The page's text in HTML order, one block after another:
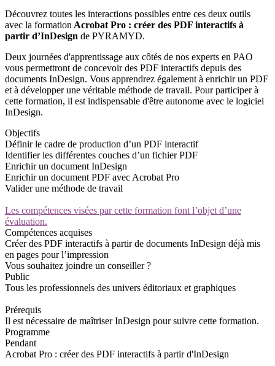
Découvrez toutes les interactions possibles entre ces deux outils
avec la formation Acrobat Pro : créer des PDF interactifs à
partir d’InDesign de PYRAMYD.
Deux journées d'apprentissage aux côtés de nos experts en PAO
vous permettront de concevoir des PDF interactifs depuis des
documents InDesign. Vous apprendrez également à enrichir un PDF
et à développer une véritable méthode de travail. Pour participer à
cette formation, il est indispensable d'être autonome avec le logiciel
InDesign.
Objectifs
Définir le cadre de production d’un PDF interactif
Identifier les différentes couches d’un fichier PDF
Enrichir un document InDesign
Enrichir un document PDF avec Acrobat Pro
Valider une méthode de travail
Les compétences visées par cette formation font l’objet d’une
évaluation.
Compétences acquises
Créer des PDF interactifs à partir de documents InDesign déjà mis
en pages pour l’impression
Vous souhaitez joindre un conseiller ?
Public
Tous les professionnels des univers éditoriaux et graphiques
Prérequis
Il est nécessaire de maîtriser InDesign pour suivre cette formation.
Programme
Pendant
Acrobat Pro : créer des PDF interactifs à partir d'InDesign